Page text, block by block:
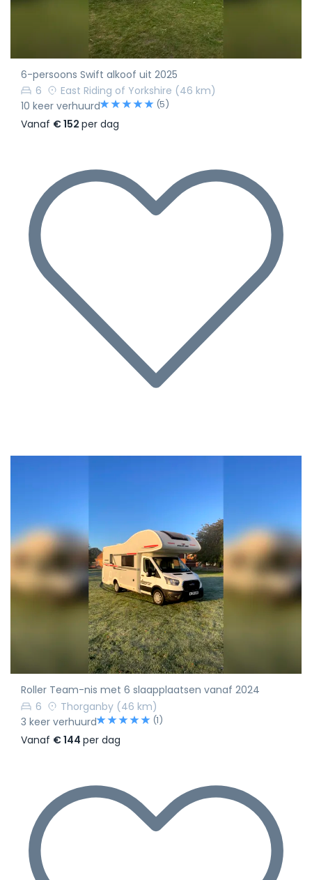
6-persoons Swift alkoof uit 2025
6
East Riding of Yorkshire (46 km)
10 keer verhuurd
(5)
Vanaf € 152 per dag
Roller Team-nis met 6 slaapplaatsen vanaf 2024
6
Thorganby (46 km)
3 keer verhuurd
(1)
Vanaf € 144 per dag